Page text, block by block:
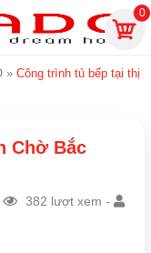
0
» Công trình tủ bếp tại thị
Chờ Bắc
382 lượt xem -